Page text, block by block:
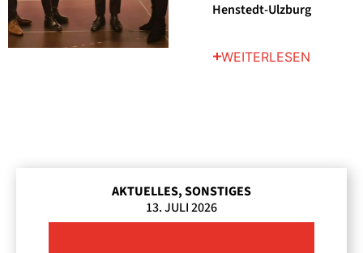
Henstedt-Ulzburg
WEITERLESEN
AKTUELLES,SONSTIGES
13. JULI 2026